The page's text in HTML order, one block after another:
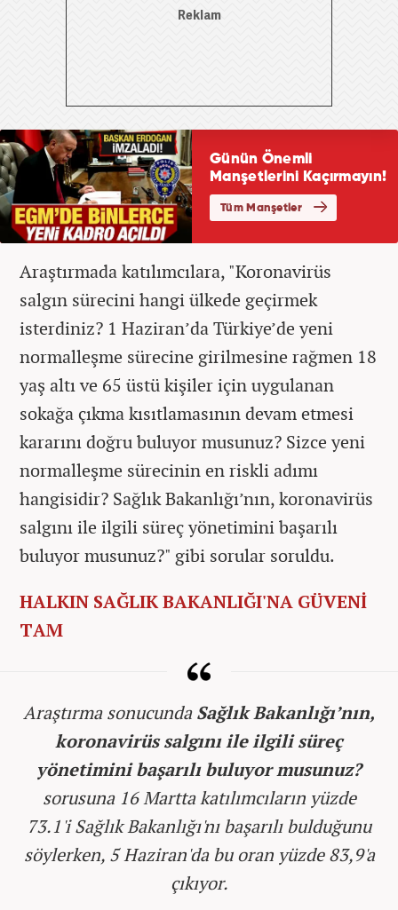
Araştırmada katılımcılara, "Koronavirüs
salgın sürecini hangi ülkede geçirmek
isterdiniz? 1 Haziran’da Türkiye’de yeni
normalleşme sürecine girilmesine rağmen 18
yaş altı ve 65 üstü kişiler için uygulanan
sokağa çıkma kısıtlamasının devam etmesi
kararını doğru buluyor musunuz? Sizce yeni
normalleşme sürecinin en riskli adımı
hangisidir? Sağlık Bakanlığı’nın, koronavirüs
salgını ile ilgili süreç yönetimini başarılı
buluyor musunuz?" gibi sorular soruldu.
HALKIN SAĞLIK BAKANLIĞI'NA GÜVENİ
TAM
Araştırma sonucundaSağlık Bakanlığı’nın,
koronavirüs salgını ile ilgili süreç
yönetimini başarılı buluyor musunuz?
sorusuna 16 Martta katılımcıların yüzde
73.1'i Sağlık Bakanlığı'nı başarılı bulduğunu
söylerken, 5 Haziran'da bu oran yüzde 83,9'a
çıkıyor.